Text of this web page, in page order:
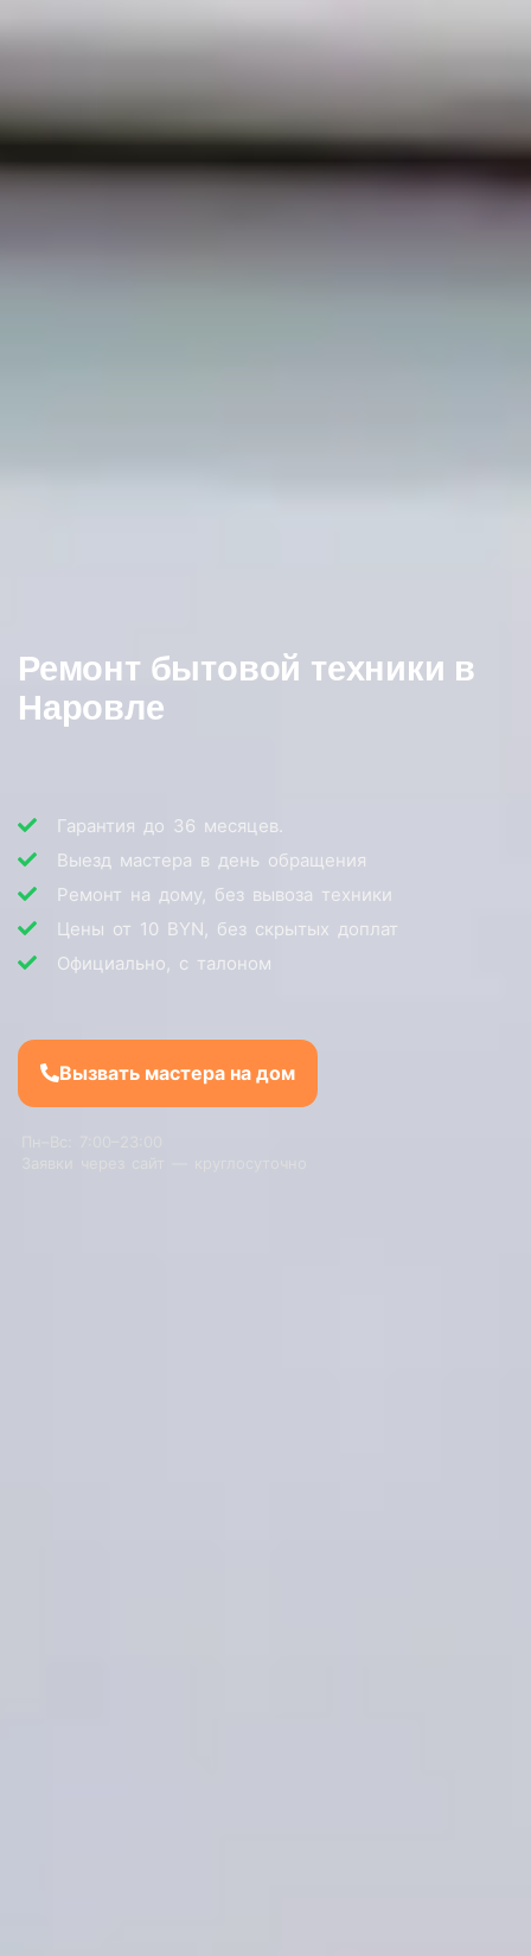
Ремонт бытовой техники в
Наровле
Гарантия до 36 месяцев.
Выезд мастера в день обращения
Ремонт на дому, без вывоза техники
Цены от 10 BYN, без скрытых доплат
Официально, с талоном
Вызвать мастера на дом